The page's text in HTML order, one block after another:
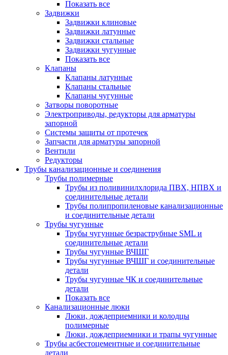
Показать все
Задвижки
Задвижки клиновые
Задвижки латунные
Задвижки стальные
Задвижки чугунные
Показать все
Клапаны
Клапаны латунные
Клапаны стальные
Клапаны чугунные
Затворы поворотные
Электроприводы, редукторы для арматуры
запорной
Системы защиты от протечек
Запчасти для арматуры запорной
Вентили
Редукторы
Трубы канализационные и соединения
Трубы полимерные
Трубы из поливинилхлорида ПВХ, НПВХ и
соединительные детали
Трубы полипропиленовые канализационные
и соединительные детали
Трубы чугунные
Трубы чугунные безраструбные SML и
соединительные детали
Трубы чугунные ВЧШГ
Трубы чугунные ВЧШГ и соединительные
детали
Трубы чугунные ЧК и соединительные
детали
Показать все
Канализационные люки
Люки, дождеприемники и колодцы
полимерные
Люки, дождеприемники и трапы чугунные
Трубы асбестоцементные и соединительные
детали